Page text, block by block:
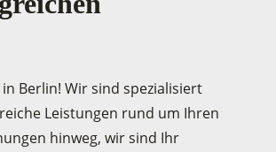
Berlin! Wir sind spezialisiert
Leistungen rund um Ihren
hinweg, wir sind Ihr